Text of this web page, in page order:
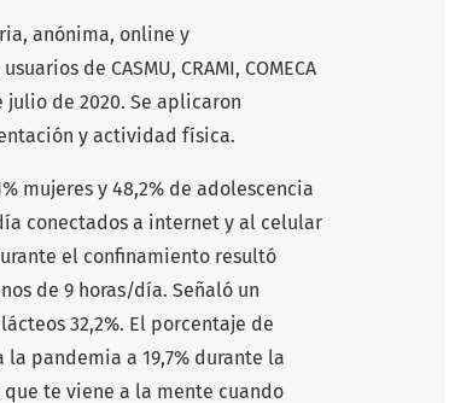
anónima, online y
de CASMU, CRAMI, COMECA
julio de 2020. Se aplicaron
y actividad física.
mujeres y 48,2% de adolescencia
conectados a internet y al celular
el confinamiento resultó
de 9 horas/día. Señaló un
32,2%. El porcentaje de
pandemia a 19,7% durante la
te viene a la mente cuando